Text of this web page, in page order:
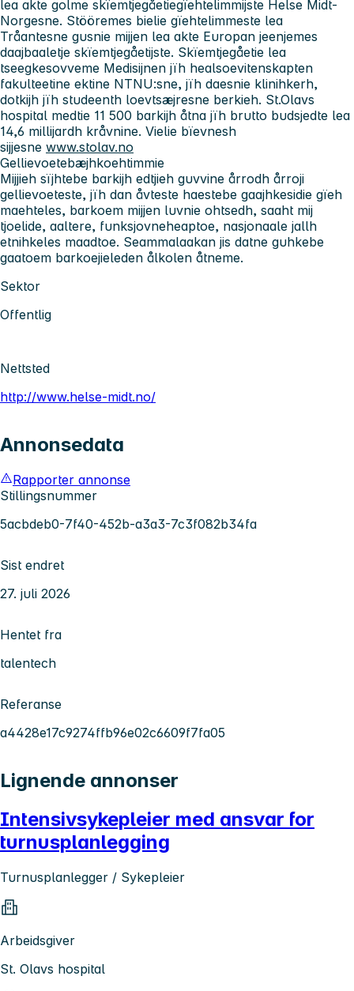
lea akte golme skïemtjegåetiegïehtelimmijste Helse Midt-
Norgesne. Stööremes bielie gïehtelimmeste lea
Tråantesne gusnie mijjen lea akte Europan jeenjemes
daajbaaletje skïemtjegåetijste. Skïemtjegåetie lea
tseegkesovveme Medisijnen jïh healsoevitenskapten
fakulteetine ektine NTNU:sne, jïh daesnie klinihkerh,
dotkijh jïh studeenth loevtsæjresne berkieh. St.Olavs
hospital medtie 11 500 barkijh åtna jïh brutto budsjedte lea
14,6 millijardh kråvnine. Vielie bïevnesh
sijjesne www.stolav.no
Gellievoetebæjhkoehtimmie
Mijjieh sïjhtebe barkijh edtjieh guvvine årrodh årroji
gellievoeteste, jïh dan åvteste haestebe gaajhkesidie gïeh
maehteles, barkoem mijjen luvnie ohtsedh, saaht mij
tjoelide, aaltere, funksjovneheaptoe, nasjonaale jallh
etnihkeles maadtoe. Seammalaakan jis datne guhkebe
gaatoem barkoejieleden ålkolen åtneme.
Sektor
Offentlig
Nettsted
http://www.helse-midt.no/
Annonsedata
Rapporter annonse
Stillingsnummer
5acbdeb0-7f40-452b-a3a3-7c3f082b34fa
Sist endret
27. juli 2026
Hentet fra
talentech
Referanse
a4428e17c9274ffb96e02c6609f7fa05
Lignende annonser
Intensivsykepleier med ansvar for
turnusplanlegging
Turnusplanlegger / Sykepleier
Arbeidsgiver
St. Olavs hospital